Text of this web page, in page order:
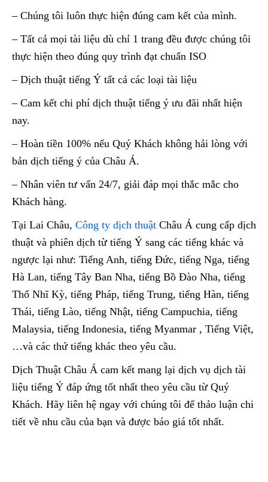
– Chúng tôi luôn thực hiện đúng cam kết của mình.
– Tất cả mọi tài liệu dù chỉ 1 trang đều được chúng tôi
thực hiện theo đúng quy trình đạt chuẩn ISO
– Dịch thuật tiếng Ý tất cả các loại tài liệu
– Cam kết chi phí dịch thuật tiếng ý ưu đãi nhất hiện
nay.
– Hoàn tiền 100% nếu Quý Khách không hải lòng với
bản dịch tiếng ý của Châu Á.
– Nhân viên tư vấn 24/7, giải đáp mọi thắc mắc cho
Khách hàng.
Tại Lai Châu, Công ty dịch thuật Châu Á cung cấp dịch
thuật và phiên dịch từ tiếng Ý sang các tiếng khác và
ngược lại như: Tiếng Anh, tiếng Đức, tiếng Nga, tiếng
Hà Lan, tiếng Tây Ban Nha, tiếng Bồ Đào Nha, tiếng
Thổ Nhĩ Kỳ, tiếng Pháp, tiếng Trung, tiếng Hàn, tiếng
Thái, tiếng Lào, tiếng Nhật, tiếng Campuchia, tiếng
Malaysia, tiếng Indonesia, tiếng Myanmar , Tiếng Việt,
…và các thứ tiếng khác theo yêu cầu.
Dịch Thuật Châu Á cam kết mang lại dịch vụ dịch tài
liệu tiếng Ý đáp ứng tốt nhất theo yêu cầu từ Quý
Khách. Hãy liên hệ ngay với chúng tôi để thảo luận chi
tiết về nhu cầu của bạn và được báo giá tốt nhất.